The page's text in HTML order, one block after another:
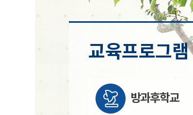
교육프로그램
방과후학교